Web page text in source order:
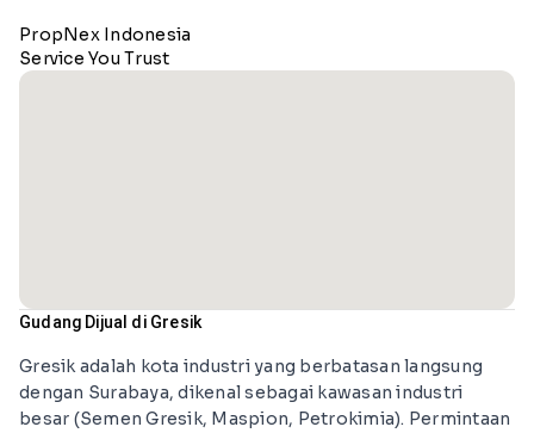
PropNex Indonesia
Service You Trust
Gudang Dijual di Gresik
Gresik adalah kota industri yang berbatasan langsung
dengan Surabaya, dikenal sebagai kawasan industri
besar (Semen Gresik, Maspion, Petrokimia). Permintaan